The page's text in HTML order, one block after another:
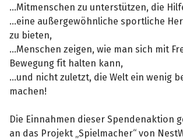
...Mitmenschen zu unterstützen, die
...eine außergewöhnliche sportliche
zu bieten,
...Menschen zeigen, wie man sich mit
Bewegung fit halten kann,
...und nicht zuletzt, die Welt ein wenig
machen!
Die Einnahmen dieser Spendenaktion
an das Projekt „Spielmacher“ von